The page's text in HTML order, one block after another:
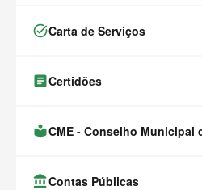
task_altCarta de Serviços
articleCertidões
local_libraryCME - Conselho Municipal
account_balanceContas Públicas